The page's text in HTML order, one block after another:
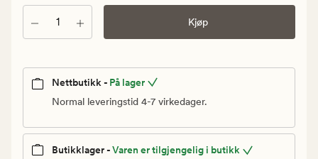
Antall Kjøp
Nettbutikk - På lager
Normal leveringstid 4-7 virkedager.
Butikklager -Varen er tilgjengelig i butikk